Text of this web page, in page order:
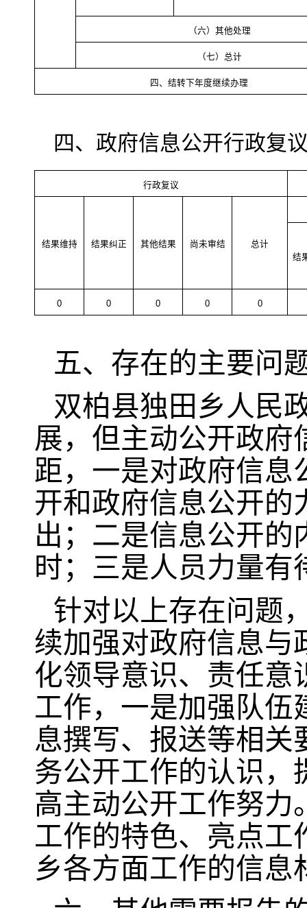
（六）其他处理
（七）总计
四、结转下年度继续办理
四、政府信息公开行政复
行政复议
结果维持 结果纠正 其他结果 尚未审结
总计
结
0 0 0 0 0
五、存在的主要问
双柏县独田乡人民
展，但主动公开政府
距，一是对政府信息
开和政府信息公开的
出；二是信息公开
时；三是人员力量有
针对以上存在问题
续加强对政府信息与
化领导意识、责任意
工作，一是加强队伍
息撰写、报送等相关
务公开工作的认识，
高主动公开工作努力
工作的特色、亮点工
乡各方面工作的信息